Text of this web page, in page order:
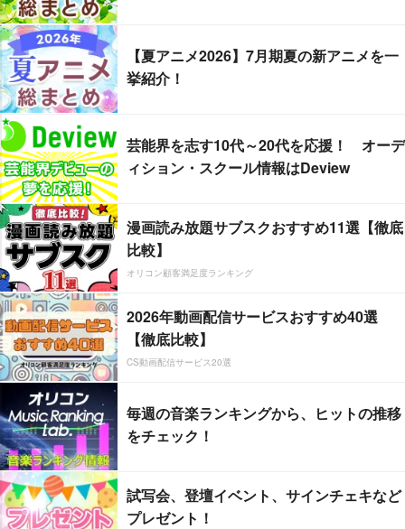
【夏アニメ2026】7月期夏の新アニメを一
挙紹介！
芸能界を志す10代～20代を応援！ オーデ
ィション・スクール情報はDeview
漫画読み放題サブスクおすすめ11選【徹底
比較】
オリコン顧客満足度ランキング
2026年動画配信サービスおすすめ40選
【徹底比較】
CS動画配信サービス20選
毎週の音楽ランキングから、ヒットの推移
をチェック！
試写会、登壇イベント、サインチェキなど
プレゼント！